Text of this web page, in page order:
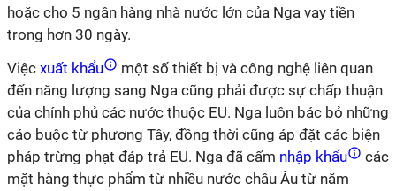
hoặc cho 5 ngân hàng nhà nước lớn của Nga vay tiền
trong hơn 30 ngày.
Việc xuất khẩu
một số thiết bị và công nghệ liên quan
đến năng lượng sang Nga cũng phải được sự chấp thuận
của chính phủ các nước thuộc EU. Nga luôn bác bỏ những
cáo buộc từ phương Tây, đồng thời cũng áp đặt các biện
pháp trừng phạt đáp trả EU. Nga đã cấm nhập khẩu
các
mặt hàng thực phẩm từ nhiều nước châu Âu từ năm